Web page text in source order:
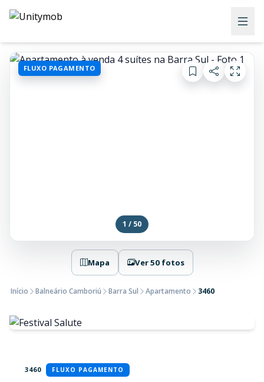
FLUXO PAGAMENTO
1 / 50
Mapa Ver 50 fotos
Início Balneário Camboriú Barra Sul Apartamento 3460
3460 FLUXO PAGAMENTO